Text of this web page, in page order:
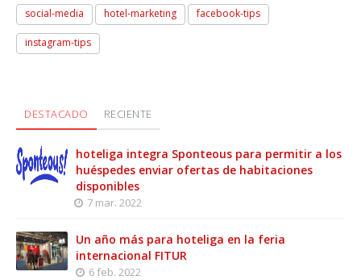
social-media hotel-marketing facebook-tips
instagram-tips
DESTACADO RECIENTE
hoteliga integra Sponteous para permitir a los
huéspedes enviar ofertas de habitaciones
disponibles
7 mar. 2022
Un año más para hoteliga en la feria
internacional FITUR
6 feb. 2022